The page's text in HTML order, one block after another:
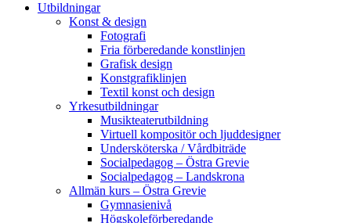
Utbildningar
Konst & design
Fotografi
Fria förberedande konstlinjen
Grafisk design
Konstgrafiklinjen
Textil konst och design
Yrkesutbildningar
Musikteaterutbildning
Virtuell kompositör och ljuddesigner
Undersköterska / Vårdbiträde
Socialpedagog – Östra Grevie
Socialpedagog – Landskrona
Allmän kurs – Östra Grevie
Gymnasienivå
Högskoleförberedande